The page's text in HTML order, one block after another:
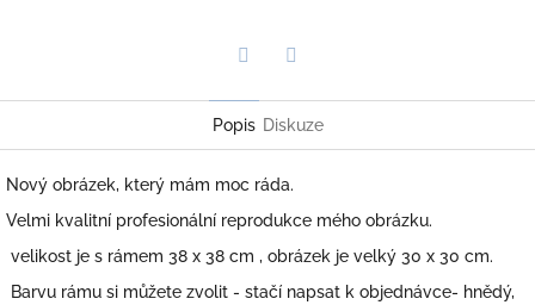
Popis Diskuze
Nový obrázek, který mám moc ráda.
Velmi kvalitní profesionální reprodukce mého obrázku.
velikost je s rámem 38 x 38 cm , obrázek je velký 30 x 30 cm.
Barvu rámu si můžete zvolit - stačí napsat k objednávce- hnědý,